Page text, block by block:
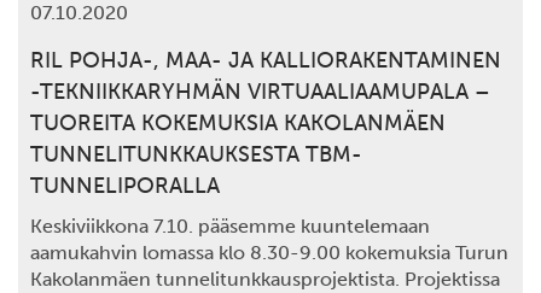
07.10.2020
RIL POHJA-, MAA- JA KALLIORAKENTAMINEN
-TEKNIIKKARYHMÄN VIRTUAALIAAMUPALA –
TUOREITA KOKEMUKSIA KAKOLANMÄEN
TUNNELITUNKKAUKSESTA TBM-
TUNNELIPORALLA
Keskiviikkona 7.10. pääsemme kuuntelemaan
aamukahvin lomassa klo 8.30-9.00 kokemuksia Turun
Kakolanmäen tunnelitunkkausprojektista. Projektissa